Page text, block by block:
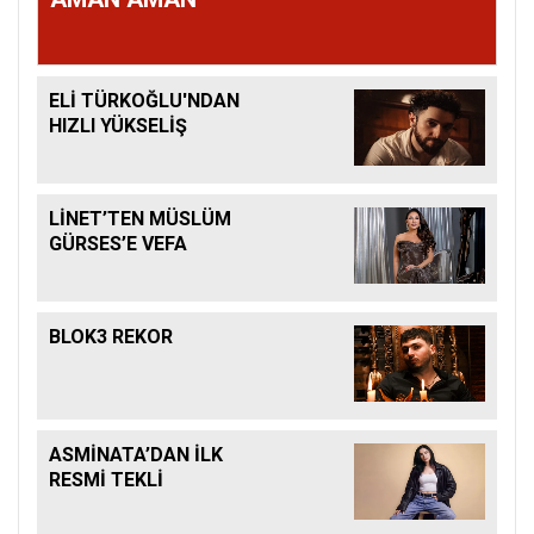
ELİ TÜRKOĞLU'NDAN
HIZLI YÜKSELİŞ
LİNET’TEN MÜSLÜM
GÜRSES’E VEFA
BLOK3 REKOR
ASMİNATA’DAN İLK
RESMİ TEKLİ